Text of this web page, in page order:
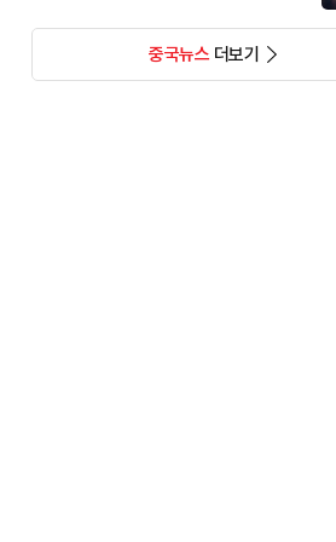
중국뉴스더보기